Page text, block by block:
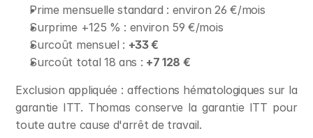
Prime mensuelle standard : environ 26 €/mois
Surprime +125 % : environ 59 €/mois
Surcoût mensuel : +33 €
Surcoût total 18 ans : +7 128 €
Exclusion appliquée : affections hématologiques sur la
garantie ITT. Thomas conserve la garantie ITT pour
toute autre cause d'arrêt de travail.